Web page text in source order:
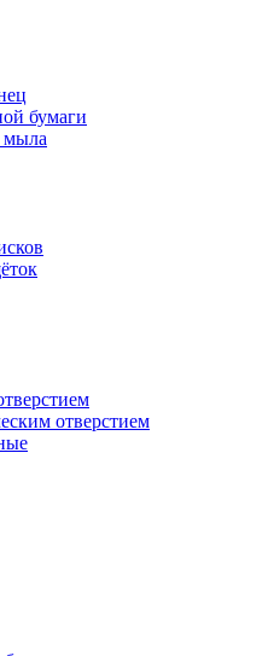
бумаги
мыла
отверстием